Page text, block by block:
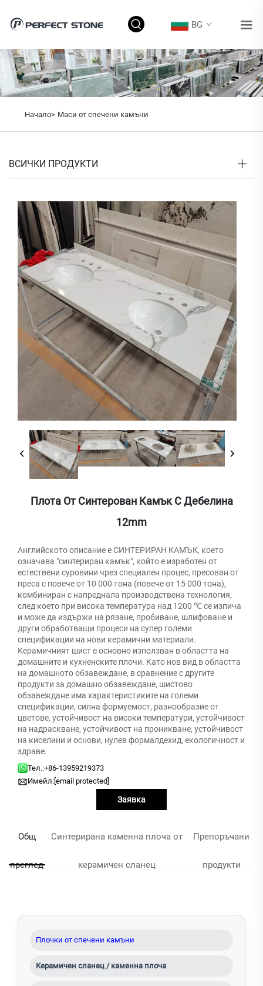
BG
Начало> Маси от спечени камъни
ВСИЧКИ ПРОДУКТИ
Плота От Синтерован Камък С Дебелина
12mm
Английското описание е СИНТЕРИРАН КАМЪК, което
означава "синтериран камък", който е изработен от
естествени суровини чрез специален процес, пресован от
преса с повече от 10 000 тона (повече от 15 000 тона),
комбиниран с напреднала производствена технология,
след което при висока температура над 1200 ℃ се изпича
и може да издържи на рязане, пробиване, шлифоване и
други обработващи процеси на супер големи
спецификации на нови керамични материали.
Керамичният шист е основно използван в областта на
домашните и кухненските плочи. Като нов вид в областта
на домашното обзавеждане, в сравнение с другите
продукти за домашно обзавеждане, шистово
обзавеждане има характеристиките на големи
спецификации, силна формуемост, разнообразие от
цветове, устойчивост на високи температури, устойчивост
на надраскване, устойчивост на проникване, устойчивост
на киселини и основи, нулев формалдехид, екологичност и
здраве.
Тел.:+86-13959219373
Имейл: [email protected]
Заявка
Общ
преглед
Синтерирана каменна плоча от
керамичен сланец
Препоръчани
продукти
Плочки от спечени камъни
Керамичен сланец / каменна плоча